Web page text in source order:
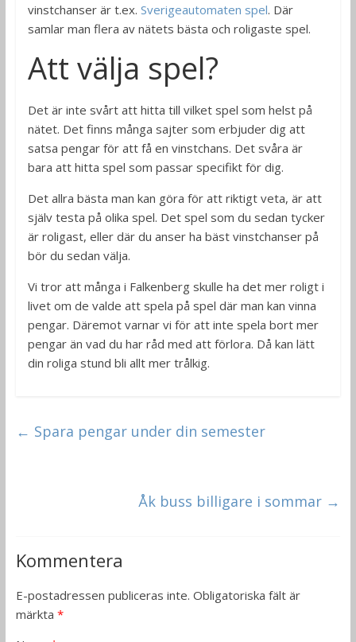
vinstchanser är t.ex. Sverigeautomaten spel. Där
samlar man flera av nätets bästa och roligaste spel.
Att välja spel?
Det är inte svårt att hitta till vilket spel som helst på
nätet. Det finns många sajter som erbjuder dig att
satsa pengar för att få en vinstchans. Det svåra är
bara att hitta spel som passar specifikt för dig.
Det allra bästa man kan göra för att riktigt veta, är att
själv testa på olika spel. Det spel som du sedan tycker
är roligast, eller där du anser ha bäst vinstchanser på
bör du sedan välja.
Vi tror att många i Falkenberg skulle ha det mer roligt i
livet om de valde att spela på spel där man kan vinna
pengar. Däremot varnar vi för att inte spela bort mer
pengar än vad du har råd med att förlora. Då kan lätt
din roliga stund bli allt mer trålkig.
← Spara pengar under din semester
Åk buss billigare i sommar →
Kommentera
E-postadressen publiceras inte. Obligatoriska fält är
märkta *